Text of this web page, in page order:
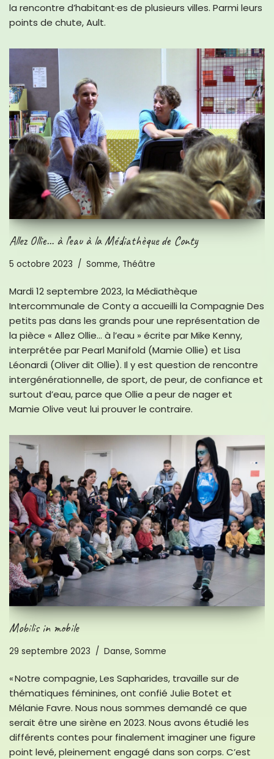
la rencontre d’habitant·es de plusieurs villes. Parmi leurs
points de chute, Ault.
Allez Ollie… à l’eau à la Médiathèque de Conty
5 octobre 2023 Somme, Théâtre
Mardi 12 septembre 2023, la Médiathèque
Intercommunale de Conty a accueilli la Compagnie Des
petits pas dans les grands pour une représentation de
la pièce « Allez Ollie… à l’eau » écrite par Mike Kenny,
interprétée par Pearl Manifold (Mamie Ollie) et Lisa
Léonardi (Oliver dit Ollie). Il y est question de rencontre
intergénérationnelle, de sport, de peur, de confiance et
surtout d’eau, parce que Ollie a peur de nager et
Mamie Olive veut lui prouver le contraire.
Mobilis in mobile
29 septembre 2023 Danse, Somme
« Notre compagnie, Les Sapharides, travaille sur de
thématiques féminines, ont confié Julie Botet et
Mélanie Favre. Nous nous sommes demandé ce que
serait être une sirène en 2023. Nous avons étudié les
différents contes pour finalement imaginer une figure
point levé, pleinement engagé dans son corps. C’est